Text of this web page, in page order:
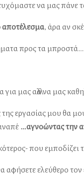
να μας πάνε
αποτέλεσμα, άρα αν
προς τα μπροστά…
μας αλλά να μας
εργασίας μου θα
…αγνοώντας την
που εμποδίζει
αφήσετε ελεύθερο